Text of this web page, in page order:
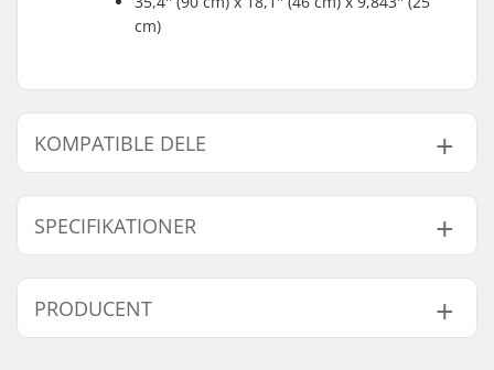
cm)
KOMPATIBLE DELE
Find produkter, som er kompatible med Ocean
Pacific Malibu All Round 10'6 Oppustelig SUP Board:
SPECIFIKATIONER
SUP-Aktivitet:
Allround
Længde:
Bredde:
81.3cm (32'')
PRODUCENT